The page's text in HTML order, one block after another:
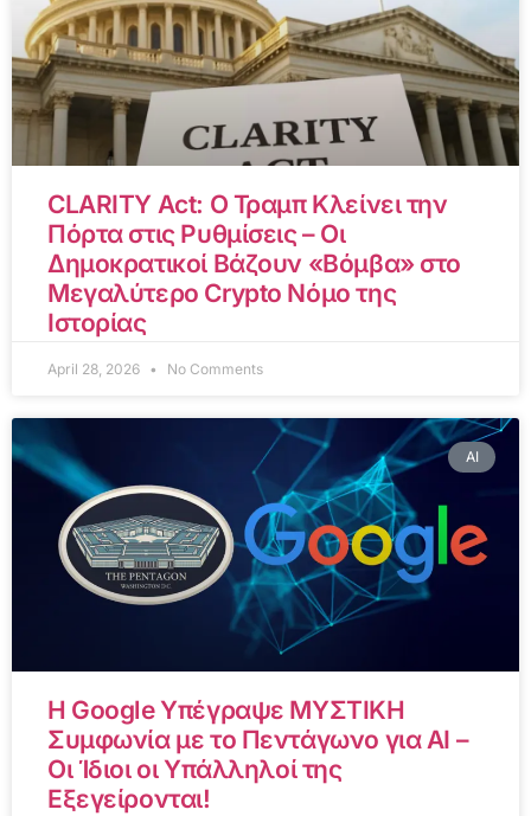
CLARITY Act: Ο Τραμπ Κλείνει την
Πόρτα στις Ρυθμίσεις – Οι
Δημοκρατικοί Βάζουν «Βόμβα» στο
Μεγαλύτερο Crypto Νόμο της
Ιστορίας
April 28, 2026 No Comments
AI
Η Google Υπέγραψε ΜΥΣΤΙΚΗ
Συμφωνία με το Πεντάγωνο για AI –
Οι Ίδιοι οι Υπάλληλοί της
Εξεγείρονται!